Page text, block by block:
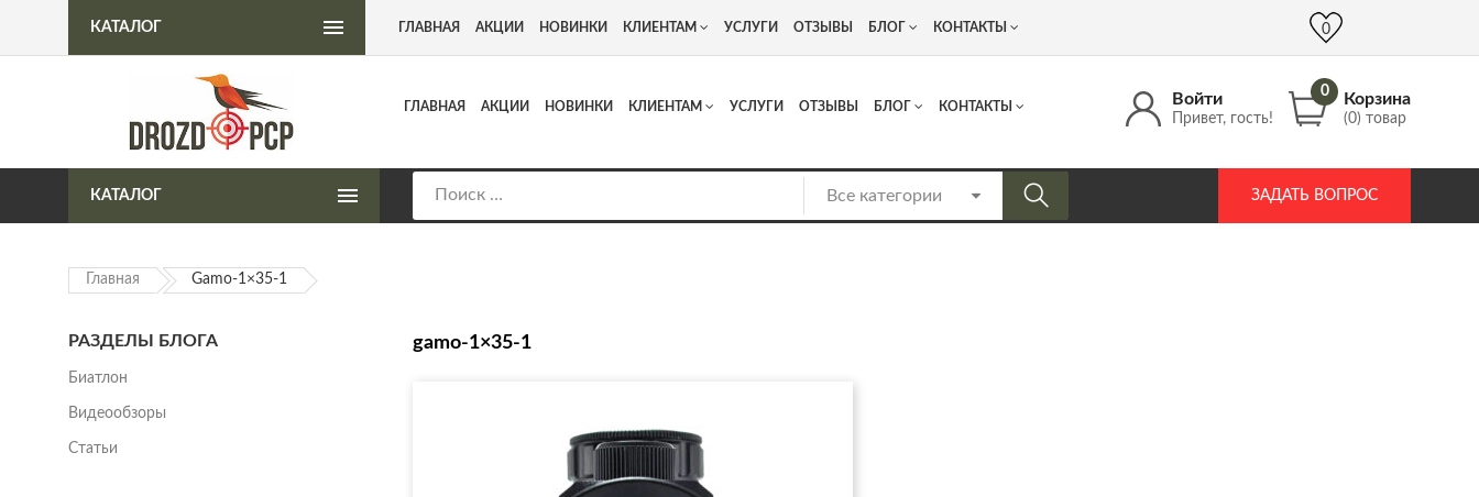
Интернет-магазин пневматического оружия Адрес: г. Москва, Люберцы, Котельнический проезд 13 +7 (917) 537 17 16 info@DrozdPcp.ru
Войти
Привет, гость!
0 Корзина
(0) товар
ГЛАВНАЯ АКЦИИ НОВИНКИ КЛИЕНТАМ УСЛУГИ ОТЗЫВЫ БЛОГ КОНТАКТЫ
КАТАЛОГ ЗАДАТЬ ВОПРОС
КАТАЛОГ ГЛАВНАЯ АКЦИИ НОВИНКИ КЛИЕНТАМ УСЛУГИ ОТЗЫВЫ БЛОГ КОНТАКТЫ 0
Главная Gamo-1×35-1
gamo-1×35-1
РАЗДЕЛЫ БЛОГА
Биатлон
Видеообзоры
Статьи